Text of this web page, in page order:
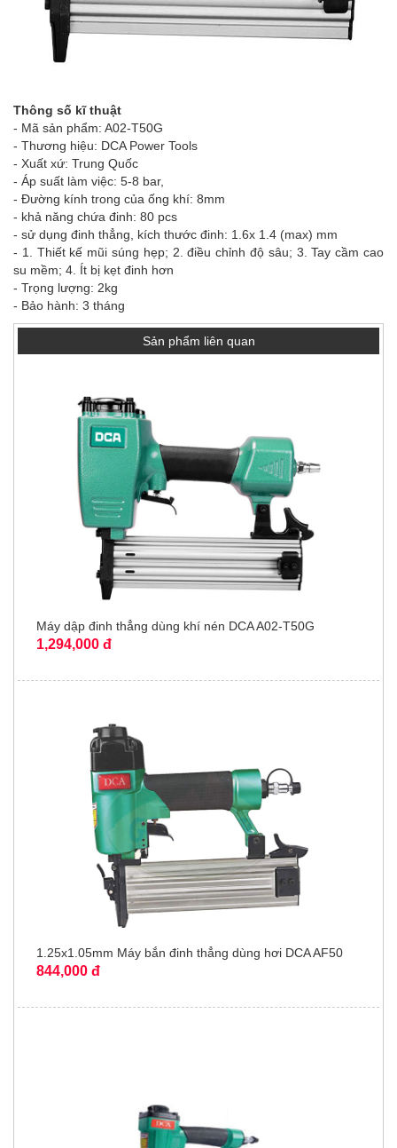
Thông số kĩ thuật
- Mã sản phẩm: A02-T50G
- Thương hiệu: DCA Power Tools
- Xuất xứ: Trung Quốc
- Áp suất làm việc: 5-8 bar,
- Đường kính trong của ống khí: 8mm
- khả năng chứa đinh: 80 pcs
- sử dụng đinh thẳng, kích thước đinh: 1.6x 1.4 (max) mm
- 1. Thiết kế mũi súng hẹp; 2. điều chỉnh độ sâu; 3. Tay cầm cao
su mềm; 4. Ít bị kẹt đinh hơn
- Trọng lượng: 2kg
- Bảo hành: 3 tháng
Sản phẩm liên quan
Máy dập đinh thẳng dùng khí nén DCA A02-T50G
1,294,000 đ
1.25x1.05mm Máy bắn đinh thẳng dùng hơi DCA AF50
844,000 đ